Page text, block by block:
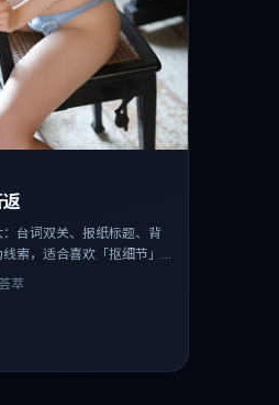
台词双关、报纸标题、背
索，适合喜欢「抠细节」
萃